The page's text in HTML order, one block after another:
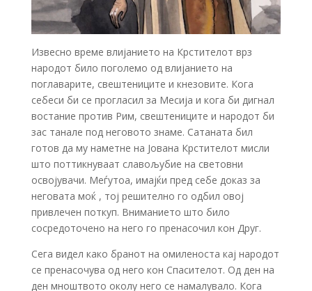
Извесно време влијанието на Крстителот врз
народот било поголемо од влијанието на
поглаварите, свештениците и кнезовите. Кога
себеси би се прогласил за Месија и кога би дигнал
востание против Рим, свештениците и народот би
зас танале под неговото знаме. Сатаната бил
готов да му наметне на Јована Крстителот мисли
што поттикнуваат славољубие на световни
освојувачи. Меѓутоа, имајќи пред себе доказ за
неговата моќ , тој решително го одбил овој
привлечен поткуп. Вниманието што било
сосредоточено на него го пренасочил кон Друг.
Сега видел како бранот на омиленоста кај народот
се пренасочува од него кон Спасителот. Од ден на
ден мноштвото околу него се намалувало. Кога